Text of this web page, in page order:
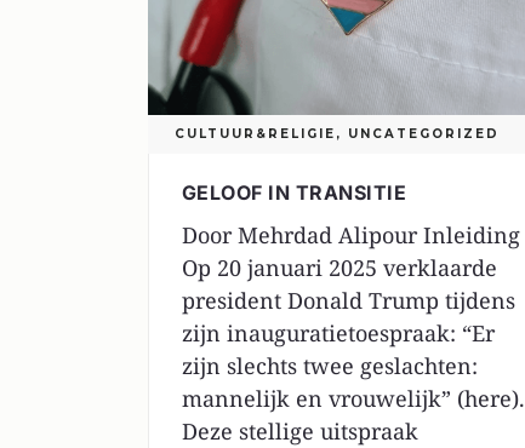
CULTUUR&RELIGIE , UNCATEGORIZED
GELOOF IN TRANSITIE
Door Mehrdad Alipour Inleiding
Op 20 januari 2025 verklaarde
president Donald Trump tijdens
zijn inauguratietoespraak: “Er
zijn slechts twee geslachten:
mannelijk en vrouwelijk” (here).
Deze stellige uitspraak